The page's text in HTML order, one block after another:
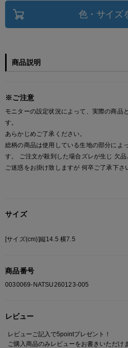
色・サイズ
商品説明
※ご注意
モニターの設定状況によって、実際の商品
す。
あらかじめご了承ください。
総柄の商品は使用している生地の部分によ
す。 ご注文が殺到した場合ズレが生じ 欠品
ご迷惑をお掛け致しますが 何卒ご了承下さ
サイズ
[サイズ(cm)]縦14.5 横7.5
商品番号
0030069-NATSU260123-005
レビュー
レビューご記入で5pointプレゼント！
ご購入商品のみレビューをお書きいただけ